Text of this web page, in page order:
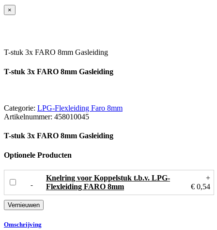
×
T-stuk 3x FARO 8mm Gasleiding
T-stuk 3x FARO 8mm Gasleiding
Categorie: LPG-Flexleiding Faro 8mm
Artikelnummer: 458010045
T-stuk 3x FARO 8mm Gasleiding
Optionele Producten
Knelring voor Koppelstuk t.b.v. LPG-
Flexleiding FARO 8mm
+
€ 0,54
Omschrijving